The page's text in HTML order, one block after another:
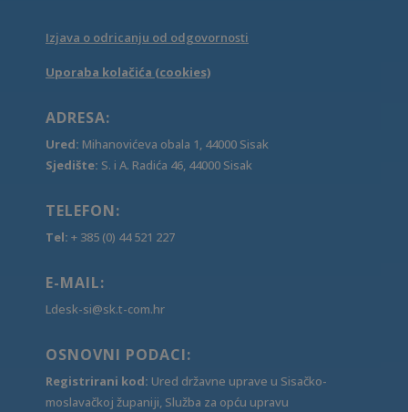
Izjava o odricanju od odgovornosti
Uporaba kolačića (cookies)
ADRESA:
Ured: Mihanovićeva obala 1, 44000 Sisak
Sjedište: S. i A. Radića 46, 44000 Sisak
TELEFON:
Tel: + 385 (0) 44 521 227
E-MAIL:
Ldesk-si@sk.t-com.hr
OSNOVNI PODACI:
Registrirani kod: Ured državne uprave u Sisačko-
moslavačkoj županiji, Služba za opću upravu